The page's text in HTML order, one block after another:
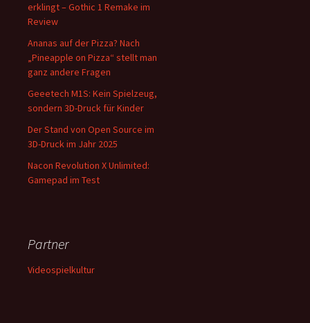
erklingt – Gothic 1 Remake im
Review
Ananas auf der Pizza? Nach
„Pineapple on Pizza“ stellt man
ganz andere Fragen
Geeetech M1S: Kein Spielzeug,
sondern 3D-Druck für Kinder
Der Stand von Open Source im
3D-Druck im Jahr 2025
Nacon Revolution X Unlimited:
Gamepad im Test
Partner
Videospielkultur